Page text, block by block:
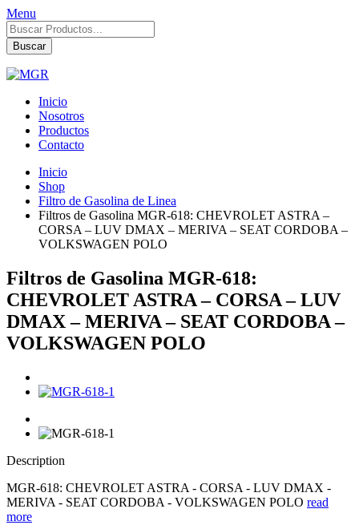
Menu
Búsqueda
de
productos
Buscar
Inicio
Nosotros
Productos
Contacto
Inicio
Shop
Filtro de Gasolina de Linea
Filtros de Gasolina MGR-618: CHEVROLET ASTRA –
CORSA – LUV DMAX – MERIVA – SEAT CORDOBA –
VOLKSWAGEN POLO
Filtros de Gasolina MGR-618:
CHEVROLET ASTRA – CORSA – LUV
DMAX – MERIVA – SEAT CORDOBA –
VOLKSWAGEN POLO
Description
MGR-618: CHEVROLET ASTRA - CORSA - LUV DMAX -
MERIVA - SEAT CORDOBA - VOLKSWAGEN POLO read
more